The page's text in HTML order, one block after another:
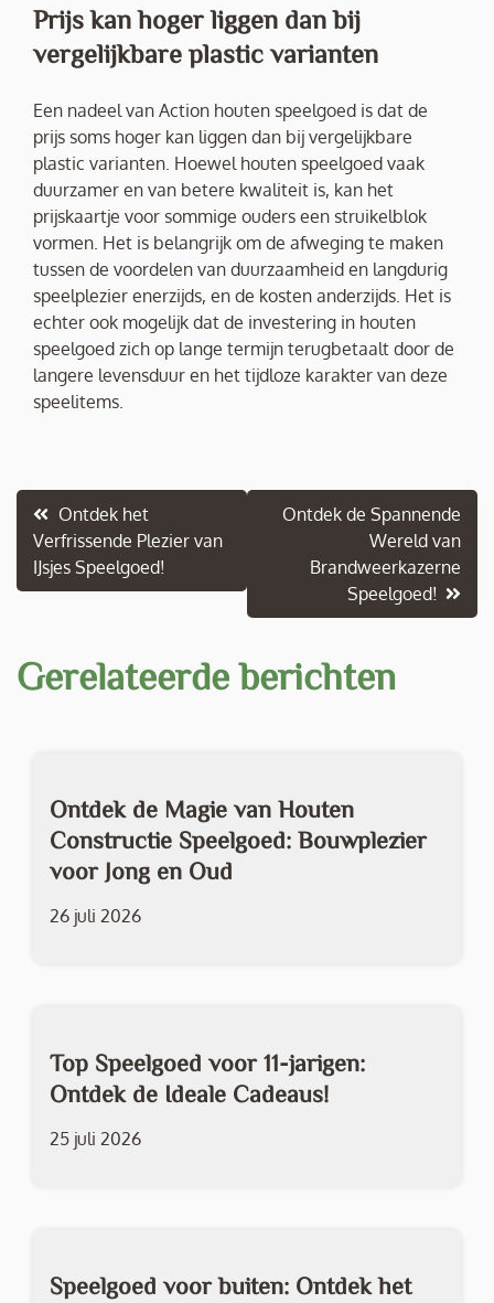
Prijs kan hoger liggen dan bij
vergelijkbare plastic varianten
Een nadeel van Action houten speelgoed is dat de
prijs soms hoger kan liggen dan bij vergelijkbare
plastic varianten. Hoewel houten speelgoed vaak
duurzamer en van betere kwaliteit is, kan het
prijskaartje voor sommige ouders een struikelblok
vormen. Het is belangrijk om de afweging te maken
tussen de voordelen van duurzaamheid en langdurig
speelplezier enerzijds, en de kosten anderzijds. Het is
echter ook mogelijk dat de investering in houten
speelgoed zich op lange termijn terugbetaalt door de
langere levensduur en het tijdloze karakter van deze
speelitems.
Berichtnavigatie
Ontdek het
Verfrissende Plezier van
IJsjes Speelgoed!
Ontdek de Spannende
Wereld van
Brandweerkazerne
Speelgoed!
Gerelateerde berichten
Ontdek de Magie van Houten
Constructie Speelgoed: Bouwplezier
voor Jong en Oud
26 juli 2026
Top Speelgoed voor 11-jarigen:
Ontdek de Ideale Cadeaus!
25 juli 2026
Speelgoed voor buiten: Ontdek het